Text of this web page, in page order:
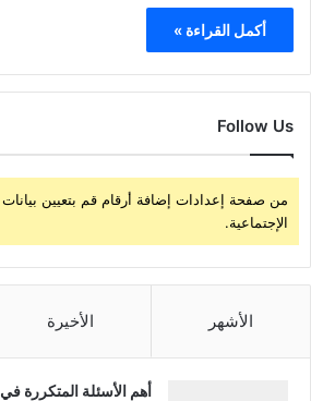
أكمل القراءة »
Follow Us
من صفحة إعدادات إضافة أرقام قم بتعيين
الإجتماعية.
الأشهر الأخيرة